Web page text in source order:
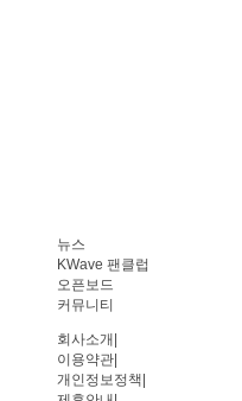
뉴스
KWave 팬클럽
오픈보드
커뮤니티
회사소개
이용약관
개인정보정책